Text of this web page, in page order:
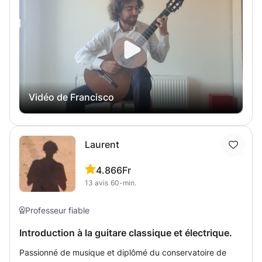
débutant sérieux, ou que vous jouiez déjà et que vous
souhaitiez continuer à vous développer et à progresser,
ce sera un plaisir de vous enseigner!
bonne posture, comment placer vos mains, et comment
produire un son de qualité. - Découvrir la théorie musicale
de manière à lire des partitions et à comprendre
l'harmonie. - Si vous êtes déjà avancé, nous travaillerons
sur des exercices pour améliorer votre vitesse et la qualité
de votre jeu, tout en gardant une approche détendue. -
Explorer différents styles de musique, que ce soit du rock,
de la pop ou même de la musique classique, adaptés à
votre niveau, que vous soyez débutant ou avancé. En
anglais, en portugais, en italien ou en espagnol.
Vidéo de Francisco
Laurent
4.8
13 avis
66Fr
60-min.
Professeur fiable
Introduction à la guitare classique et électrique.
Passionné de musique et diplômé du conservatoire de